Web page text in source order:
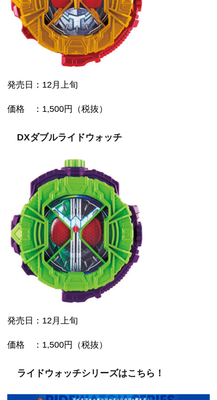
発売日：12月上旬
価格 ：1,500円（税抜）
DXダブルライドウォッチ
発売日：12月上旬
価格 ：1,500円（税抜）
ライドウォッチシリーズはこちら！